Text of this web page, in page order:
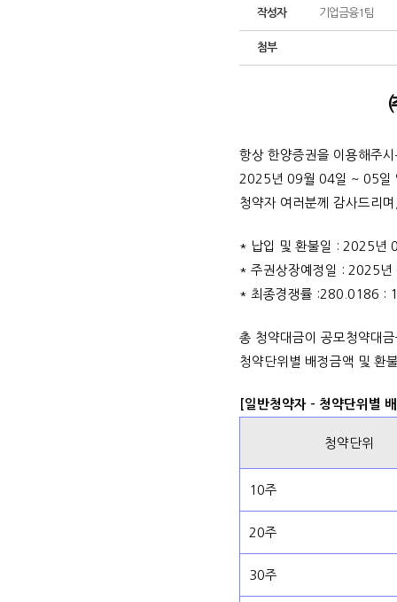
작성자 기업금융1팀
첨부
항상 한양증권을 이용해주
2025년 09월 04일 ~ 05일
청약자 여러분께 감사드리
* 납입 및 환불일 : 2025년
* 주권상장예정일 : 2025
* 최종경쟁률 :280.0186 :
총 청약대금이 공모청약대
청약단위별 배정금액 및 환
[일반청약자 - 청약단위별
청약단위
10주
20주
30주